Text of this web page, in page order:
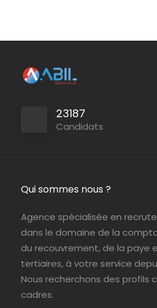
Le Chesnay-Rocquencourt
ABIL
Persan
23187
Candidats
Qui sommes nous ?
Agence spécialisée en
dans le domaine de la
du recouvrement, de la paye
tertiaires, à votre service
Nous recherchons des profils
cadres.